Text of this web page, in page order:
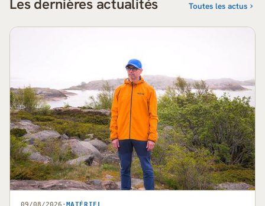
Les dernières actualités Toutes les actus
09/08/2026 · MATÉRIEL